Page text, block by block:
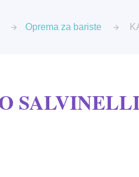
Oprema za bariste